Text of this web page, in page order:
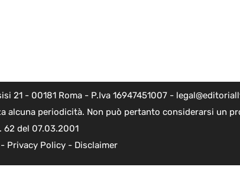
- 00181 Roma - P.Iva 16947451007 -
periodicità. Non può pertanto considerarsi un
62 del 07.03.2001
Privacy Policy- Disclaimer